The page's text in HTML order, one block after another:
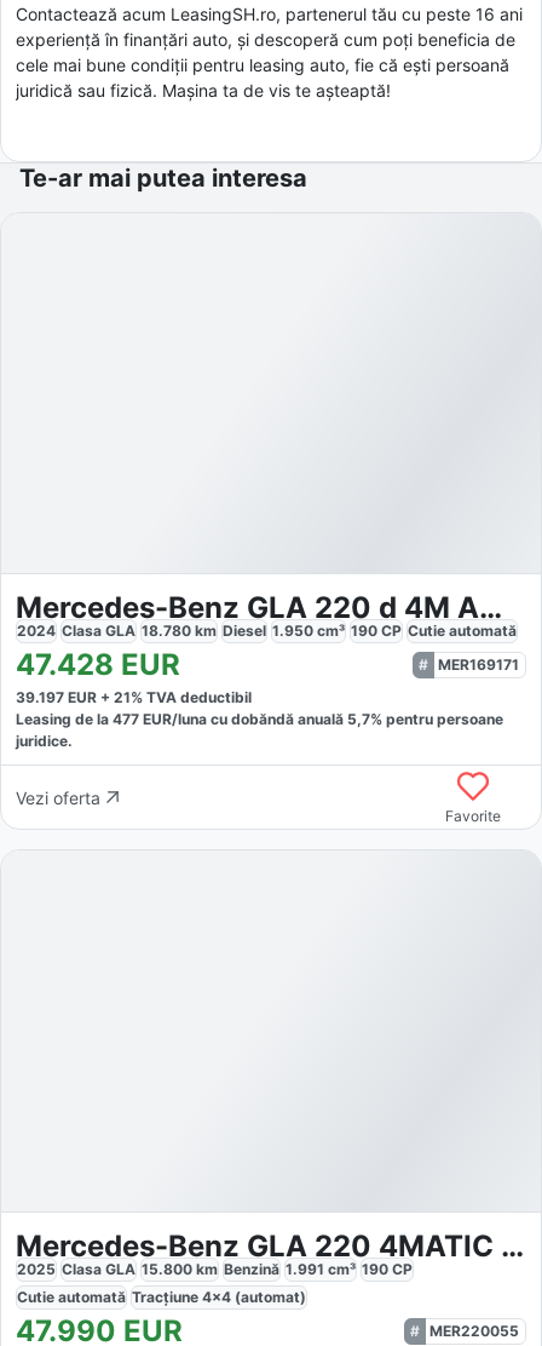
Contactează acum LeasingSH.ro, partenerul tău cu peste 16 ani
experiență în finanțări auto, și descoperă cum poți beneficia de
cele mai bune condiții pentru leasing auto, fie că ești persoană
juridică sau fizică. Mașina ta de vis te așteaptă!
Te-ar mai putea interesa
Mercedes-Benz GLA 220 d 4M AMG Line
2024 Clasa GLA 18.780 km Diesel 1.950 cm³ 190 CP Cutie automată
47.428 EUR
MER169171
39.197 EUR + 21% TVA deductibil
Leasing de la 477 EUR/luna cu dobăndă anuală 5,7% pentru persoane
juridice.
Vezi oferta
Favorite
Mercedes-Benz GLA 220 4MATIC AMG Line Advanced Plus
2025 Clasa GLA 15.800 km Benzină 1.991 cm³ 190 CP
Cutie automată Tracțiune 4x4 (automat)
47.990 EUR MER220055